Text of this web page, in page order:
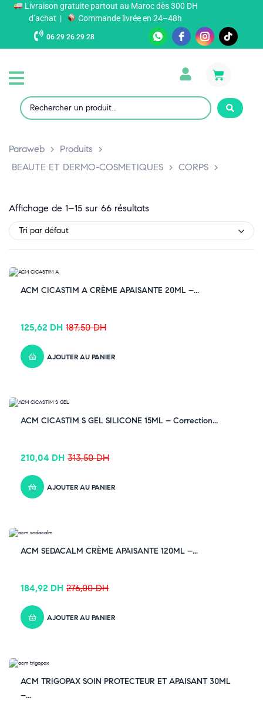
Livraison gratuite partout au Maroc dès 300 DH
d’achat |
Commande livrée en 24–48h
06 29 26 29 28
Paraweb > Produits >
BEAUTE ET DERMO-COSMETIQUES > CORPS >
Affichage de 1–15 sur 66 résultats
Tri par défaut
ACM CICASTIM A CRÈME APAISANTE 20ML –...
187,50DH
125,62 DH
AJOUTER AU PANIER
ACM CICASTIM S GEL SILICONE 15ML – Correction...
313,50DH
210,04 DH
AJOUTER AU PANIER
ACM SEDACALM CRÈME APAISANTE 120ML –...
276,00DH
184,92 DH
AJOUTER AU PANIER
ACM TRIGOPAX SOIN PROTECTEUR ET APAISANT 30ML
–...